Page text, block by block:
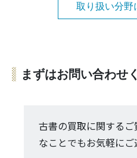
取り扱い分野
まずはお問い合わせ
古書の買取に関する
なことでもお気軽にご